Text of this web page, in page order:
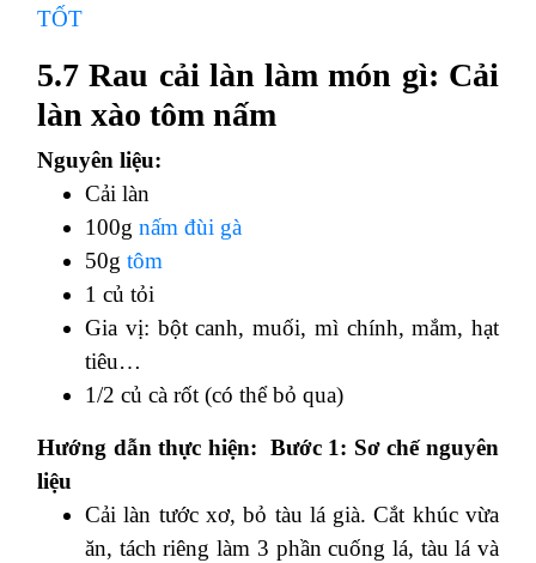
TỐT
5.7 Rau cải làn làm món gì: Cải
làn xào tôm nấm
Nguyên liệu:
Cải làn
100g nấm đùi gà
50g tôm
1 củ tỏi
Gia vị: bột canh, muối, mì chính, mắm, hạt
tiêu…
1/2 củ cà rốt (có thể bỏ qua)
Hướng dẫn thực hiện: Bước 1: Sơ chế nguyên
liệu
Cải làn tước xơ, bỏ tàu lá già. Cắt khúc vừa
ăn, tách riêng làm 3 phần cuống lá, tàu lá và